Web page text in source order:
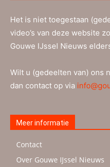
Het is niet toegestaan
video’s van deze website
Gouwe IJssel Nieuws
Wilt u (gedeelten van) ons
dan contact op via
Meer informatie
Contact
Over Gouwe IJssel Nieuws